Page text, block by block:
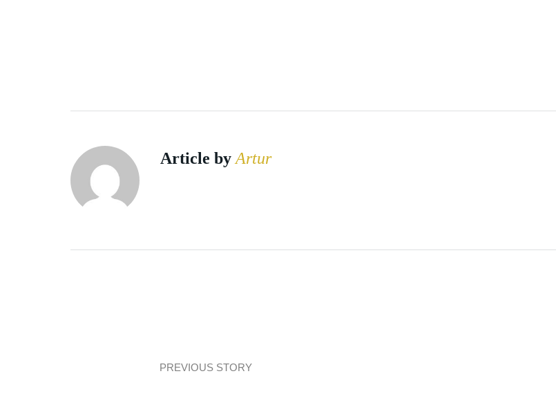
Article by Artur
PREVIOUS STORY